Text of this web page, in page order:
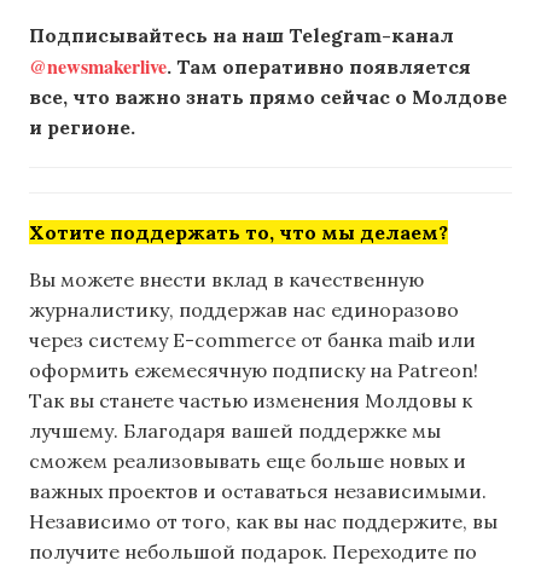
Подписывайтесь на наш Telegram-канал
@newsmakerlive. Там оперативно появляется
все, что важно знать прямо сейчас о Молдове
и регионе.
Хотите поддержать то, что мы делаем?
Вы можете внести вклад в качественную
журналистику, поддержав нас единоразово
через систему E-commerce от банка maib или
оформить ежемесячную подписку на Patreon!
Так вы станете частью изменения Молдовы к
лучшему. Благодаря вашей поддержке мы
сможем реализовывать еще больше новых и
важных проектов и оставаться независимыми.
Независимо от того, как вы нас поддержите, вы
получите небольшой подарок. Переходите по